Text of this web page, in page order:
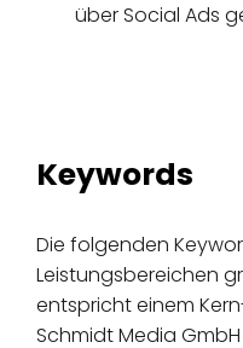
über Social Ads
Keywords
Die folgenden
Leistungsbereichen
entspricht einem
Schmidt Media